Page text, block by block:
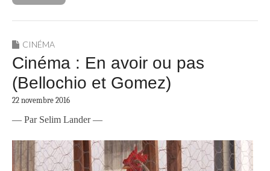
CINÉMA
Cinéma : En avoir ou pas
(Bellochio et Gomez)
22 novembre 2016
— Par Selim Lander —